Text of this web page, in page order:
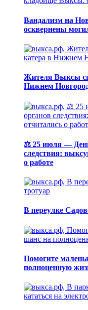
Вандализм на
осквернены
Жителя Выксы
Нижнем
⚖️ 25 июля —
следствия:
о работе
В переулке
Помогите
полноценную